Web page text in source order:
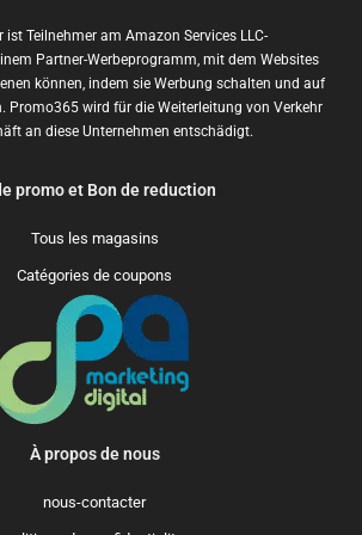
ist Teilnehmer am Amazon Services LLC-
Partner-Werbeprogramm, mit dem Websites
können, indem sie Werbung schalten und auf
Promo365 wird für die Weiterleitung von Verkehr
an diese Unternehmen entschädigt.
promo et Bon de reduction
Tous les magasins
Catégories de coupons
À propos de nous
nous-contacter